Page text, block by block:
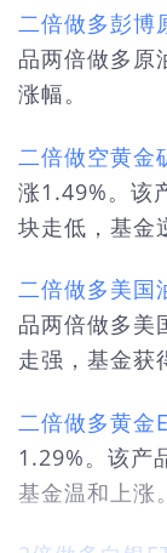
二倍做多彭博
品两倍做多原
涨幅。
二倍做空黄金
涨1.49%。该
块走低，基金
二倍做多美国
品两倍做多美
走强，基金获
二倍做多黄金
1.29%。该产
基金温和上涨。